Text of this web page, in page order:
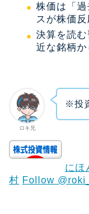
株価は「
スが株価
決算を読
近な銘柄
ロキ兄
※投
にほ
村 Follow